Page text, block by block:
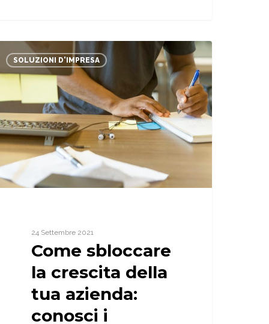
SOLUZIONI D'IMPRESA
24 Settembre 2021
Come sbloccare
la crescita della
tua azienda:
conosci i